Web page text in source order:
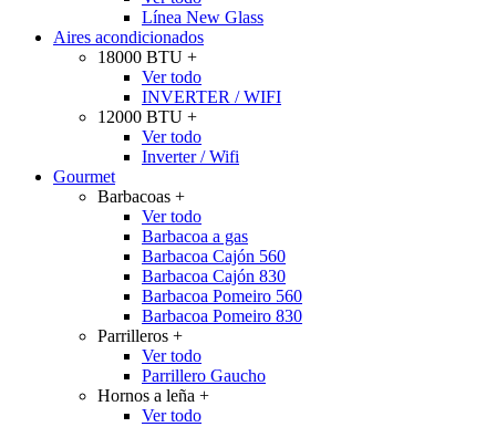
Línea New Glass
Aires acondicionados
18000 BTU +
Ver todo
INVERTER / WIFI
12000 BTU +
Ver todo
Inverter / Wifi
Gourmet
Barbacoas +
Ver todo
Barbacoa a gas
Barbacoa Cajón 560
Barbacoa Cajón 830
Barbacoa Pomeiro 560
Barbacoa Pomeiro 830
Parrilleros +
Ver todo
Parrillero Gaucho
Hornos a leña +
Ver todo